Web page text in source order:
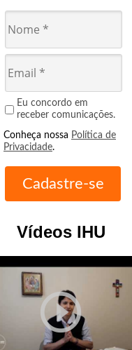
Eu concordo em
receber comunicações.
Conheça nossa Política de
Privacidade.
Vídeos IHU
play_circle_outline